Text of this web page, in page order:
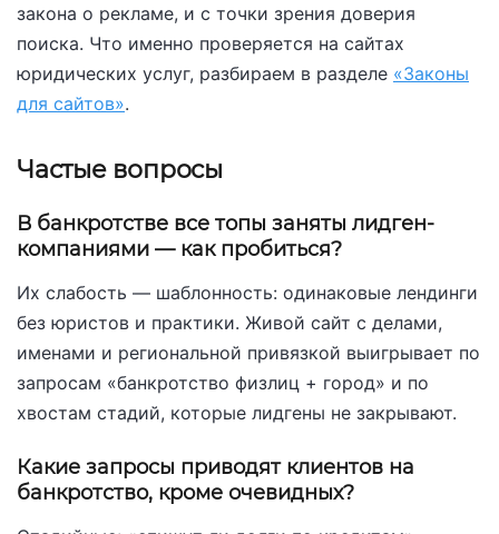
закона о рекламе, и с точки зрения доверия
поиска. Что именно проверяется на сайтах
юридических услуг, разбираем в разделе «Законы
для сайтов».
Частые вопросы
В банкротстве все топы заняты лидген-
компаниями — как пробиться?
Их слабость — шаблонность: одинаковые лендинги
без юристов и практики. Живой сайт с делами,
именами и региональной привязкой выигрывает по
запросам «банкротство физлиц + город» и по
хвостам стадий, которые лидгены не закрывают.
Какие запросы приводят клиентов на
банкротство, кроме очевидных?